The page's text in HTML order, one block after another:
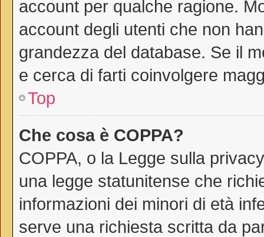
account per qualche ragione.
account degli utenti che non
grandezza del database. Se il
e cerca di farti coinvolgere
Top
Che cosa è COPPA?
COPPA, o la Legge sulla
una legge statunitense che
informazioni dei minori di età
serve una richiesta scritta da